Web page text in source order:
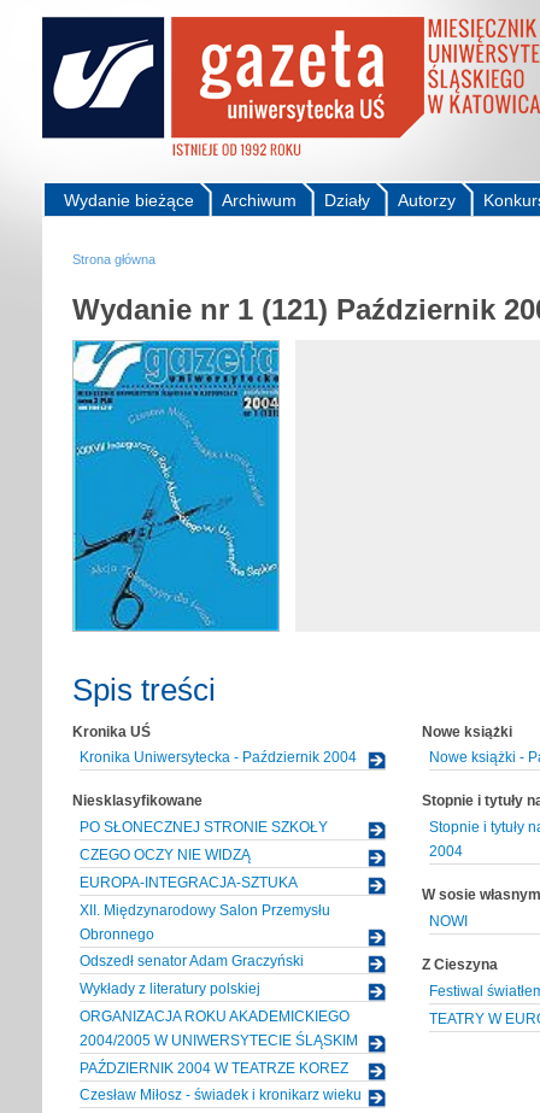
Autorzy
Działy
Archiwum
Wydanie bieżące
Strona główna
Wydanie nr 1 (121) Październik
Spis treści
Kronika UŚ
Kronika Uniwersytecka - Październik 2004
Niesklasyfikowane
PO SŁONECZNEJ STRONIE SZKOŁY
CZEGO OCZY NIE WIDZĄ
EUROPA-INTEGRACJA-SZTUKA
XII. Międzynarodowy Salon Przemysłu
Obronnego
Odszedł senator Adam Graczyński
Wykłady z literatury polskiej
ORGANIZACJA ROKU AKADEMICKIEGO
2004/2005 W UNIWERSYTECIE ŚLĄSKIM
PAŹDZIERNIK 2004 W TEATRZE KOREZ
Czesław Miłosz - świadek i kronikarz wieku
Nowe książki
Nowe książki -
Stopnie i tytuły
Stopnie i tytuły
2004
W sosie własnym
NOWI
Z Cieszyna
Festiwal
TEATRY W